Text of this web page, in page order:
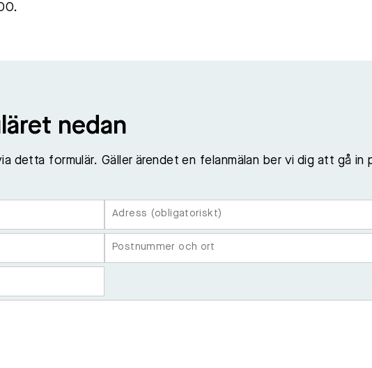
nedan
detta formulär. Gäller ärendet en felanmälan ber vi dig att gå in